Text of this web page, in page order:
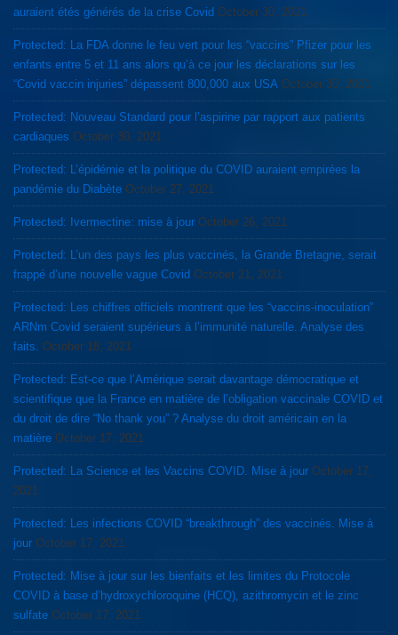
auraient étés générés de la crise Covid October 30, 2021
Protected: La FDA donne le feu vert pour les “vaccins” Pfizer pour les
enfants entre 5 et 11 ans alors qu’à ce jour les déclarations sur les
“Covid vaccin injuries” dépassent 800,000 aux USA October 30, 2021
Protected: Nouveau Standard pour l’aspirine par rapport aux patients
cardiaques October 30, 2021
Protected: L’épidémie et la politique du COVID auraient empirées la
pandémie du Diabète October 27, 2021
Protected: Ivermectine: mise à jour October 26, 2021
Protected: L’un des pays les plus vaccinés, la Grande Bretagne, serait
frappé d’une nouvelle vague Covid October 21, 2021
Protected: Les chiffres officiels montrent que les “vaccins-inoculation”
ARNm Covid seraient supérieurs à l’immunité naturelle. Analyse des
faits.
October 18, 2021
Protected: Est-ce que l’Amérique serait davantage démocratique et
scientifique que la France en matière de l’obligation vaccinale COVID et
du droit de dire “No thank you” ? Analyse du droit américain en la
matière October 17, 2021
Protected: La Science et les Vaccins COVID. Mise à jour October 17,
2021
Protected: Les infections COVID “breakthrough” des vaccinés. Mise à
jour October 17, 2021
Protected: Mise à jour sur les bienfaits et les limites du Protocole
COVID à base d’hydroxychloroquine (HCQ), azithromycin et le zinc
sulfate October 17, 2021